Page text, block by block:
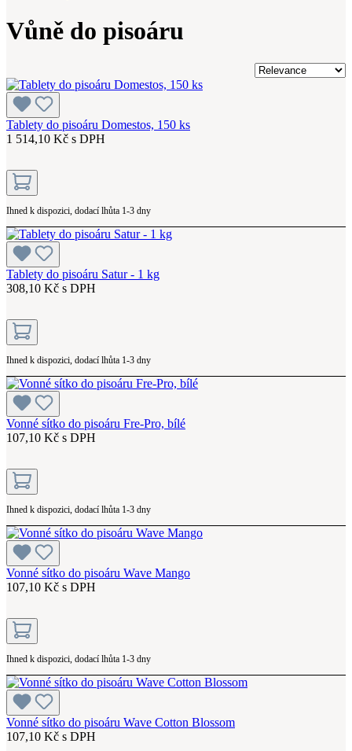
Vůně do pisoáru
Tablety do pisoáru Domestos, 150 ks
1 514,10 Kč s DPH
Ihned k dispozici, dodací lhůta 1-3 dny
Tablety do pisoáru Satur - 1 kg
308,10 Kč s DPH
Ihned k dispozici, dodací lhůta 1-3 dny
Vonné sítko do pisoáru Fre-Pro, bílé
107,10 Kč s DPH
Ihned k dispozici, dodací lhůta 1-3 dny
Vonné sítko do pisoáru Wave Mango
107,10 Kč s DPH
Ihned k dispozici, dodací lhůta 1-3 dny
Vonné sítko do pisoáru Wave Cotton Blossom
107,10 Kč s DPH